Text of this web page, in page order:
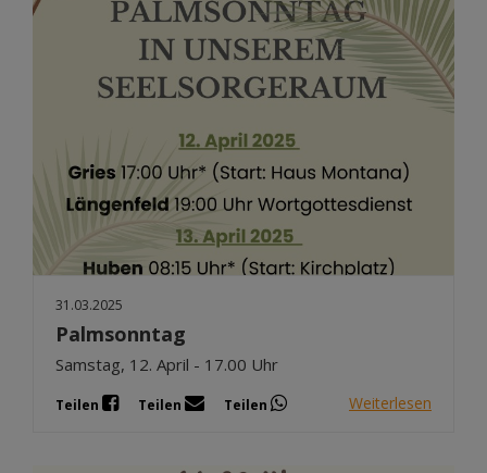
31.03.2025
Palmsonntag
Samstag, 12. April - 17.00 Uhr
Teilen Teilen Teilen Weiterlesen